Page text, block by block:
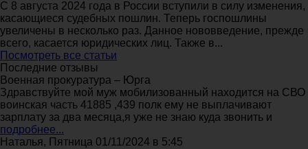
С 8 августа 2024 года в России вступили в силу изменения,
касающиеся судебных пошлин. Теперь госпошлины
увеличены в несколько раз. Данное нововведение, прежде
всего, касается юридических лиц. Также в...
Посмотреть все статьи
Последние отзывы
Военная прокуратура – Юрга
Здравствуйте мой муж мобилизованный находится на СВО
воинская часть 41885 ,439 полк ему не выплачивают
зарплату за два месяца,я уже не знаю куда звонить и
подробнее...
Наталья, Пятница 01/11/2024 в 5:45